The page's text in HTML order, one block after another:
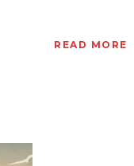
READ MORE